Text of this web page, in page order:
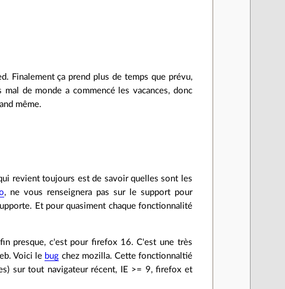
Finalement ça prend plus de temps que prévu,
de monde a commencé les vacances, donc
même.
revient toujours est de savoir quelles sont les
, ne vous renseignera pas sur le support pour
Et pour quasiment chaque fonctionnalité
presque, c'est pour firefox 16. C'est une très
Voici le bug chez mozilla. Cette fonctionnaltié
sur tout navigateur récent, IE >= 9, firefox et